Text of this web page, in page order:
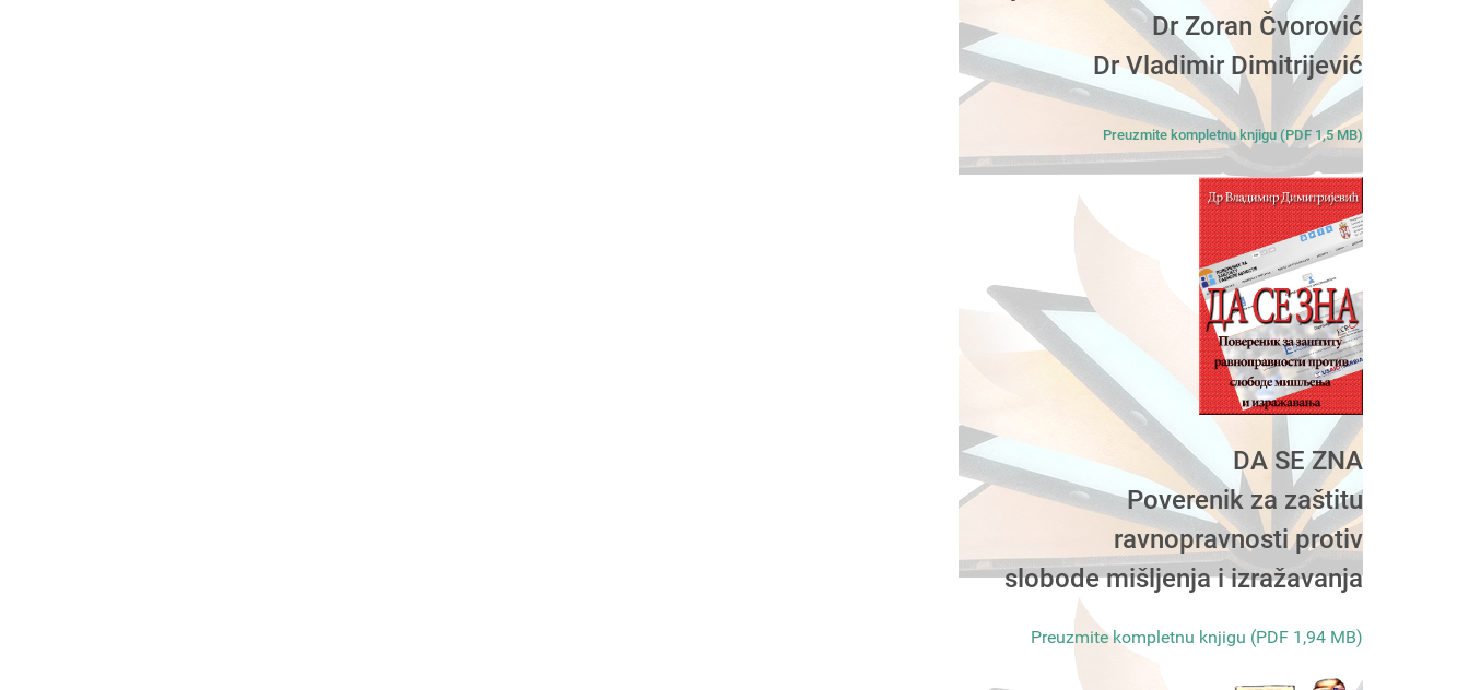
Dr Zoran Čvorović
Dr Vladimir Dimitrijević
Preuzmite kompletnu knjigu (PDF 1,5 MB)
DA SE ZNA
Poverenik za zaštitu
ravnopravnosti protiv
slobode mišljenja i izražavanja
Preuzmite kompletnu knjigu (PDF 1,94 MB)